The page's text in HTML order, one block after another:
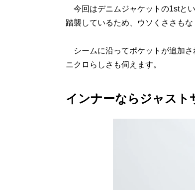
今回はデニムジャケットの1stと
踏襲しているため、ウソくささもな
シームに沿ってポケットが追加さ
ニクロらしさも伺えます。
インナーならジャスト